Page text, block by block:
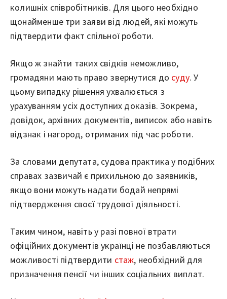
колишніх співробітників. Для цього необхідно
щонайменше три заяви від людей, які можуть
підтвердити факт спільної роботи.
Якщо ж знайти таких свідків неможливо,
громадяни мають право звернутися до суду. У
цьому випадку рішення ухвалюється з
урахуванням усіх доступних доказів. Зокрема,
довідок, архівних документів, виписок або навіть
відзнак і нагород, отриманих під час роботи.
За словами депутата, судова практика у подібних
справах зазвичай є прихильною до заявників,
якщо вони можуть надати бодай непрямі
підтвердження своєї трудової діяльності.
Таким чином, навіть у разі повної втрати
офіційних документів українці не позбавляються
можливості підтвердити стаж, необхідний для
призначення пенсії чи інших соціальних виплат.